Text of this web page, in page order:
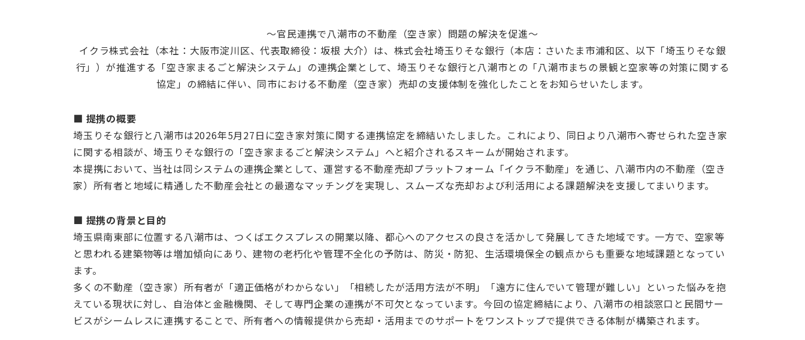
〜官民連携で八潮市の不動産（空き家）問題の解決を促進〜
イクラ株式会社（本社：大阪市淀川区、代表取締役：坂根 大介）は、株式会社埼玉りそな銀行（本店：さいたま市浦和区、以下「埼玉りそな銀
行」）が推進する「空き家まるごと解決システム」の連携企業として、埼玉りそな銀行と八潮市との「八潮市まちの景観と空家等の対策に関する
協定」の締結に伴い、同市における不動産（空き家）売却の支援体制を強化したことをお知らせいたします。
■ 提携の概要
埼玉りそな銀行と八潮市は2026年5月27日に空き家対策に関する連携協定を締結いたしました。これにより、同日より八潮市へ寄せられた空き家
に関する相談が、埼玉りそな銀行の「空き家まるごと解決システム」へと紹介されるスキームが開始されます。
本提携において、当社は同システムの連携企業として、運営する不動産売却プラットフォーム「イクラ不動産」を通じ、八潮市内の不動産（空き
家）所有者と地域に精通した不動産会社との最適なマッチングを実現し、スムーズな売却および利活用による課題解決を支援してまいります。
■ 提携の背景と目的
埼玉県南東部に位置する八潮市は、つくばエクスプレスの開業以降、都心へのアクセスの良さを活かして発展してきた地域です。一方で、空家等
と思われる建築物等は増加傾向にあり、建物の老朽化や管理不全化の予防は、防災・防犯、生活環境保全の観点からも重要な地域課題となってい
ます。
多くの不動産（空き家）所有者が「適正価格がわからない」「相続したが活用方法が不明」「遠方に住んでいて管理が難しい」といった悩みを抱
えている現状に対し、自治体と金融機関、そして専門企業の連携が不可欠となっています。今回の協定締結により、八潮市の相談窓口と民間サー
ビスがシームレスに連携することで、所有者への情報提供から売却・活用までのサポートをワンストップで提供できる体制が構築されます。